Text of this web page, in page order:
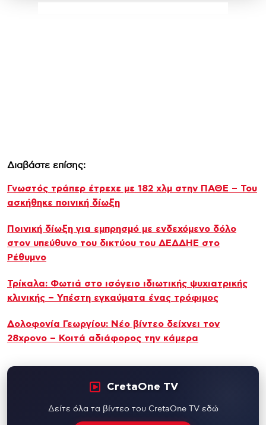
Διαβάστε επίσης:
Γνωστός τράπερ έτρεχε με 182 χλμ στην ΠΑΘΕ – Του
ασκήθηκε ποινική δίωξη
Ποινική δίωξη για εμπρησμό με ενδεχόμενο δόλο
στον υπεύθυνο του δικτύου του ΔΕΔΔΗΕ στο
Ρέθυμνο
Τρίκαλα: Φωτιά στο ισόγειο ιδιωτικής ψυχιατρικής
κλινικής – Υπέστη εγκαύματα ένας τρόφιμος
Δολοφονία Γεωργίου: Νέο βίντεο δείχνει τον
28χρονο – Κοιτά αδιάφορος την κάμερα
CretaOne TV
Δείτε όλα τα βίντεο του CretaOne TV εδώ